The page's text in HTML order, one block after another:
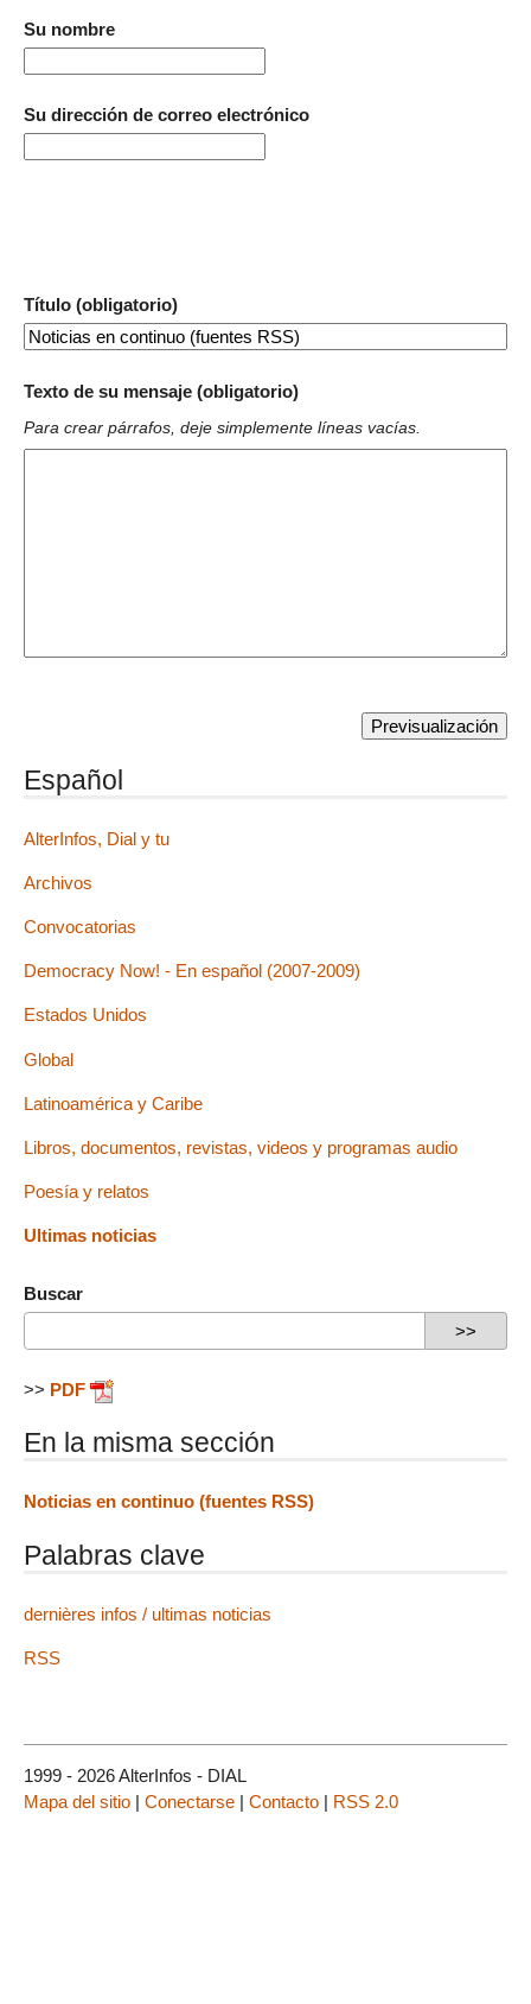
Su nombre
Su dirección de correo electrónico
Título (obligatorio)
Texto de su mensaje (obligatorio)
Para crear párrafos, deje simplemente líneas vacías.
Español
AlterInfos, Dial y tu
Archivos
Convocatorias
Democracy Now! - En español (2007-2009)
Estados Unidos
Global
Latinoamérica y Caribe
Libros, documentos, revistas, videos y programas audio
Poesía y relatos
Ultimas noticias
Buscar
>> PDF
En la misma sección
Noticias en continuo (fuentes RSS)
Palabras clave
dernières infos / ultimas noticias
RSS
1999 - 2026 AlterInfos - DIAL
Mapa del sitio | Conectarse | Contacto | RSS 2.0